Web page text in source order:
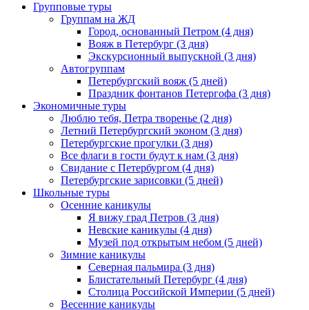
Групповые туры
Группам на ЖД
Город, основанный Петром (4 дня)
Вояж в Петербург (3 дня)
Экскурсионный выпускной (3 дня)
Автогруппам
Петербургский вояж (5 дней)
Праздник фонтанов Петергофа (3 дня)
Экономичные туры
Люблю тебя, Петра творенье (2 дня)
Летний Петербургский эконом (3 дня)
Петербургские прогулки (3 дня)
Все флаги в гости будут к нам (3 дня)
Свидание с Петербургом (4 дня)
Петербургские зарисовки (5 дней)
Школьные туры
Осенние каникулы
Я вижу град Петров (3 дня)
Невские каникулы (4 дня)
Музей под открытым небом (5 дней)
Зимние каникулы
Северная пальмира (3 дня)
Блистательный Петербург (4 дня)
Столица Российской Империи (5 дней)
Весенние каникулы